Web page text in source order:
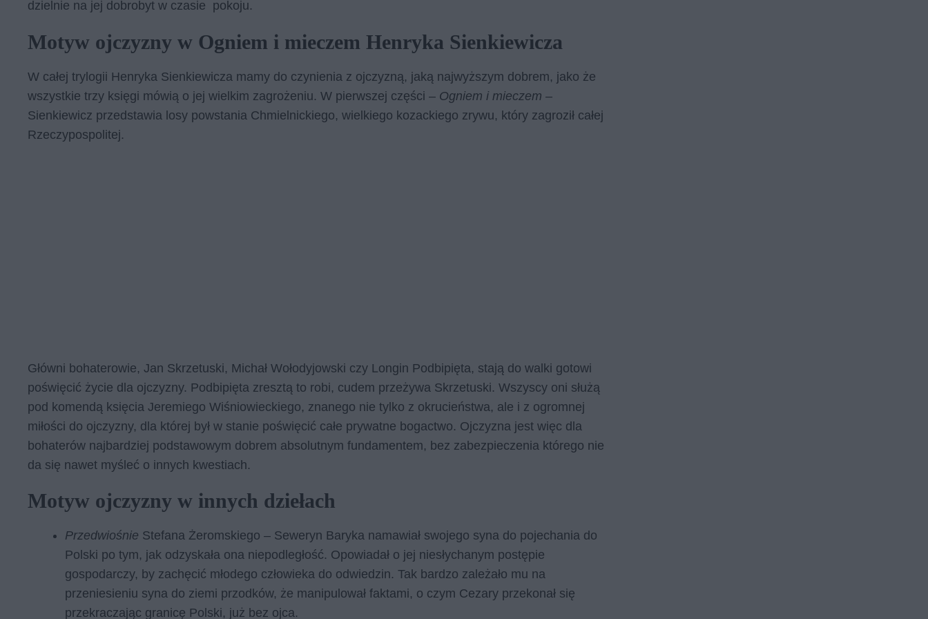
dzielnie na jej dobrobyt w czasie pokoju.
Motyw ojczyzny w Ogniem i mieczem Henryka Sienkiewicza
W całej trylogii Henryka Sienkiewicza mamy do czynienia z ojczyzną, jaką najwyższym dobrem, jako że
wszystkie trzy księgi mówią o jej wielkim zagrożeniu. W pierwszej części – Ogniem i mieczem –
Sienkiewicz przedstawia losy powstania Chmielnickiego, wielkiego kozackiego zrywu, który zagroził całej
Rzeczypospolitej.
Główni bohaterowie, Jan Skrzetuski, Michał Wołodyjowski czy Longin Podbipięta, stają do walki gotowi
poświęcić życie dla ojczyzny. Podbipięta zresztą to robi, cudem przeżywa Skrzetuski. Wszyscy oni służą
pod komendą księcia Jeremiego Wiśniowieckiego, znanego nie tylko z okrucieństwa, ale i z ogromnej
miłości do ojczyzny, dla której był w stanie poświęcić całe prywatne bogactwo. Ojczyzna jest więc dla
bohaterów najbardziej podstawowym dobrem absolutnym fundamentem, bez zabezpieczenia którego nie
da się nawet myśleć o innych kwestiach.
Motyw ojczyzny w innych dziełach
Przedwiośnie Stefana Żeromskiego – Seweryn Baryka namawiał swojego syna do pojechania do
Polski po tym, jak odzyskała ona niepodległość. Opowiadał o jej niesłychanym postępie
gospodarczy, by zachęcić młodego człowieka do odwiedzin. Tak bardzo zależało mu na
przeniesieniu syna do ziemi przodków, że manipulował faktami, o czym Cezary przekonał się
przekraczając granicę Polski, już bez ojca.